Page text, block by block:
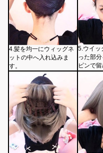
4.髪を均一にウィッグネ
ットの中へ入れ込みま
す。
5.ウイッ
った部
ピンで留